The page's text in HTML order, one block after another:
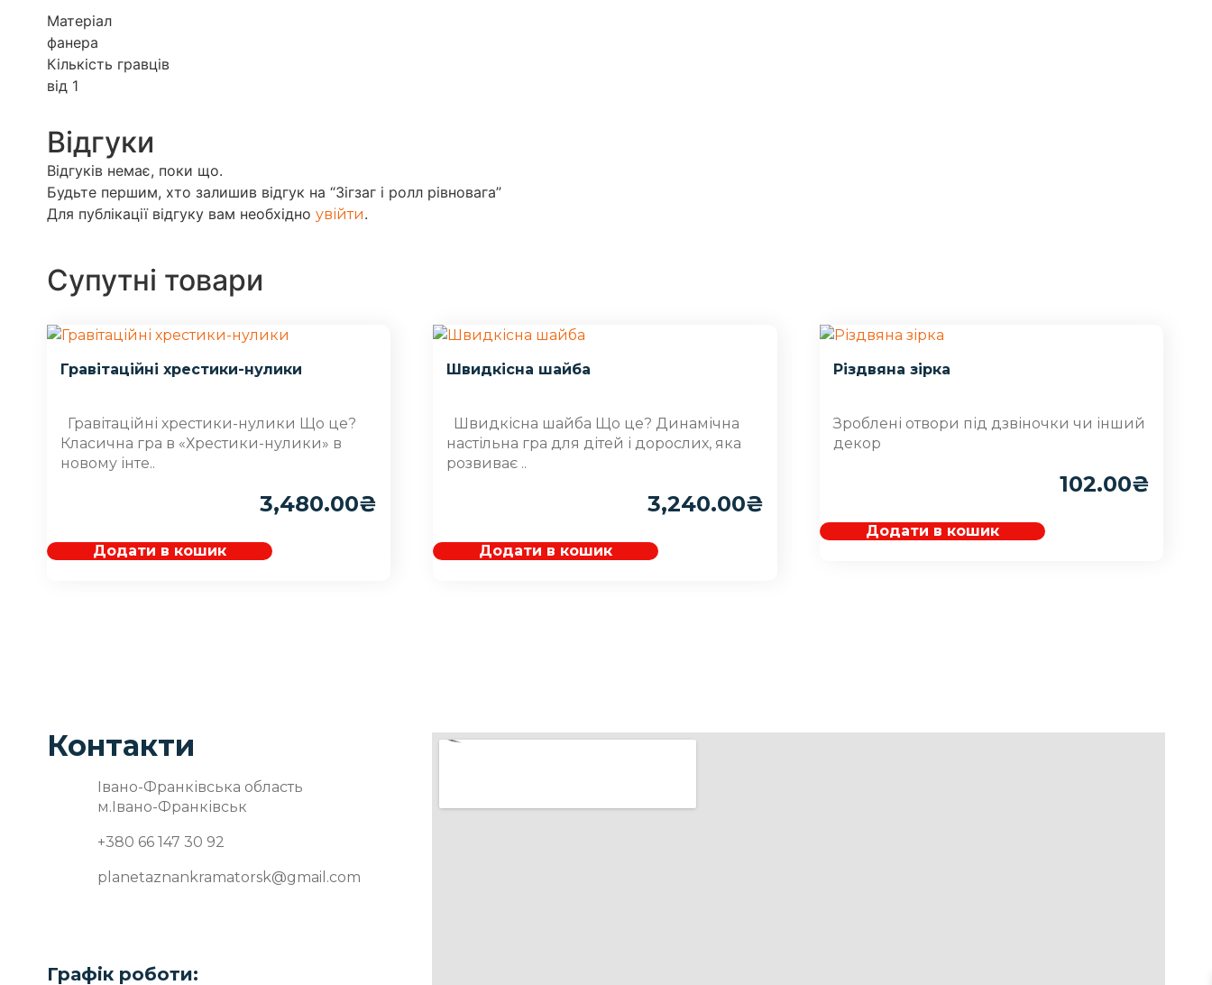
Матеріал
фанера
Кількість гравців
від 1
Відгуки
Відгуків немає, поки що.
Будьте першим, хто залишив відгук на “Зігзаг і ролл рівновага”
Для публікації відгуку вам необхідно увійти.
Супутні товари
Гравітаційні хрестики-нулики
Гравітаційні хрестики-нулики Що це?
Класична гра в «Хрестики-нулики» в
новому інте..
3,480.00₴
Додати в кошик
Швидкісна шайба
Швидкісна шайба Що це? Динамічна
настільна гра для дітей і дорослих, яка
розвиває ..
3,240.00₴
Додати в кошик
Різдвяна зірка
Зроблені отвори під дзвіночки чи інший
декор
102.00₴
Додати в кошик
Контакти
Івано-Франківська область
м.Івано-Франківськ
+380 66 147 30 92
planetaznankramatorsk@gmail.com
Графік роботи: